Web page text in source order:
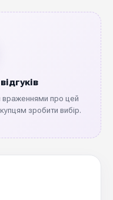
враженнями про цей
зробити вибір.